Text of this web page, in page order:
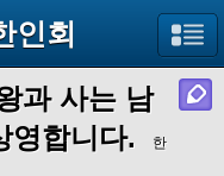
인회
과 사는 남
영합니다.
한